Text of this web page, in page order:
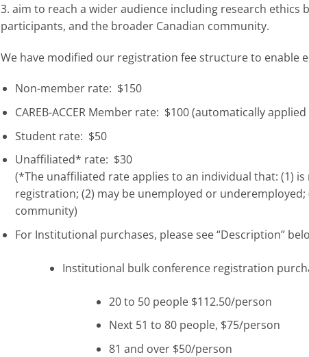
3. aim to reach a wider audience including research
participants, and the broader Canadian community.
We have modified our registration fee structure to enable
Non-member rate: $150
CAREB-ACCER Member rate: $100 (automatically
Student rate: $50
Unaffiliated* rate: $30
(*The unaffiliated rate applies to an individual that: (1)
registration; (2) may be unemployed or
community)
For Institutional purchases, please see “Description”
Institutional bulk conference registration
20 to 50 people $112.50/person
Next 51 to 80 people, $75/person
81 and over $50/person